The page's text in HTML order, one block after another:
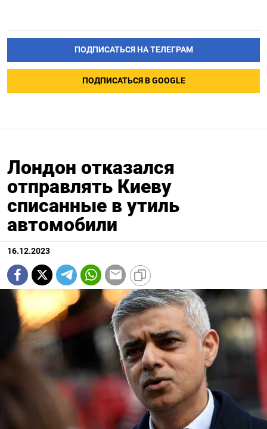
ПОДПИСАТЬСЯ НА ТЕЛЕГРАМ
ПОДПИСАТЬСЯ В GOOGLE
Лондон отказался
отправлять Киеву
списанные в утиль
автомобили
16.12.2023